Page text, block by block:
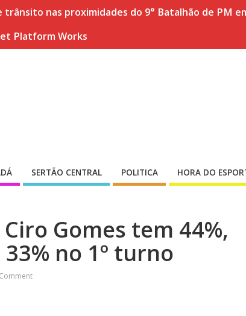
nas proximidades do 9° Batalhão de PM
Platform Works
SERTÃO CENTRAL POLITICA HORA DO
Gomes tem 44%,
no 1º turno